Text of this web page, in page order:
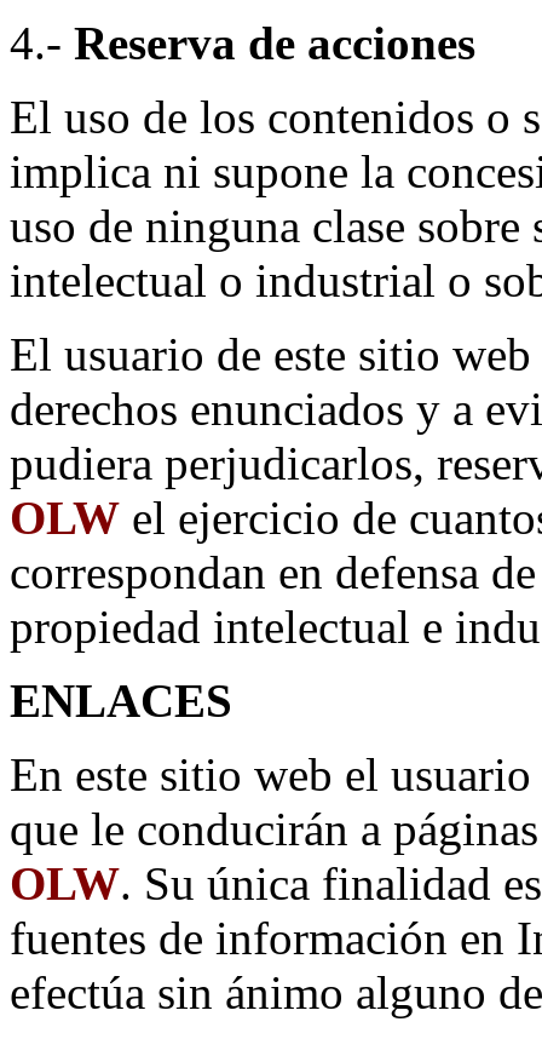
4.- Reserva de acciones
El uso de los contenidos o
implica ni supone la
uso de ninguna clase sobre
intelectual o industrial o
El usuario de este sitio
derechos enunciados y a
pudiera perjudicarlos,
OLW el ejercicio de
correspondan en defensa
propiedad intelectual e
ENLACES
En este sitio web el
que le conducirán a
OLW. Su única finalidad
fuentes de información en
efectúa sin ánimo alguno